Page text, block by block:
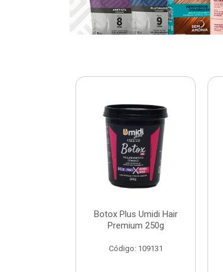
Botox Plus Umidi Hair
Premium 250g
Código: 109131